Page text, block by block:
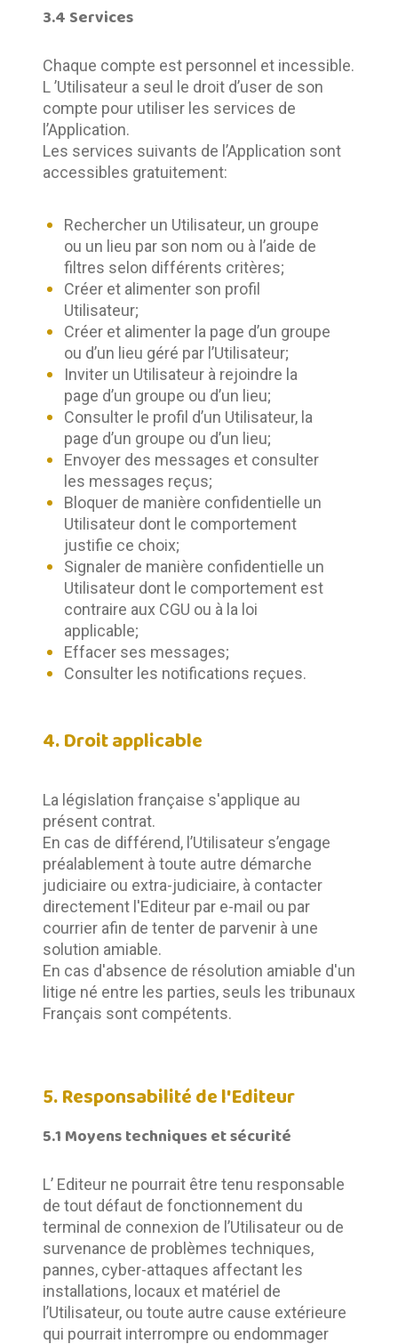
3.4 Services
Chaque compte est personnel et incessible.
L ’Utilisateur a seul le droit d’user de son
compte pour utiliser les services de
Les services suivants de l’Application sont
accessibles gratuitement:
Rechercher un Utilisateur, un groupe
ou un lieu par son nom ou à l’aide de
filtres selon différents critères;
Créer et alimenter son profil
Utilisateur;
Créer et alimenter la page d’un groupe
ou d’un lieu géré par l’Utilisateur;
Inviter un Utilisateur à rejoindre la
page d’un groupe ou d’un lieu;
Consulter le profil d’un Utilisateur, la
page d’un groupe ou d’un lieu;
Envoyer des messages et consulter
les messages reçus;
Bloquer de manière confidentielle un
Utilisateur dont le comportement
justifie ce choix;
Signaler de manière confidentielle un
Utilisateur dont le comportement est
contraire aux CGU ou à la loi
applicable;
Effacer ses messages;
Consulter les notifications reçues.
4. Droit applicable
La législation française s'applique au
En cas de différend, l’Utilisateur s’engage
préalablement à toute autre démarche
judiciaire ou extra-judiciaire, à contacter
directement l'Editeur par e-mail ou par
courrier afin de tenter de parvenir à une
En cas d'absence de résolution amiable d'un
litige né entre les parties, seuls les tribunaux
Français sont compétents.
5. Responsabilité de l'Editeur
5.1 Moyens techniques et sécurité
L’ Editeur ne pourrait être tenu responsable
de tout défaut de fonctionnement du
terminal de connexion de l’Utilisateur ou de
survenance de problèmes techniques,
pannes, cyber-attaques affectant les
installations, locaux et matériel de
l’Utilisateur, ou toute autre cause extérieure
qui pourrait interrompre ou endommager